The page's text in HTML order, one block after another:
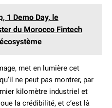
1 Demo Day, le
du Morocco Fintech
met en lumière cet
ne peut pas montrer, par
kilomètre industriel et
la crédibilité, et c’est là